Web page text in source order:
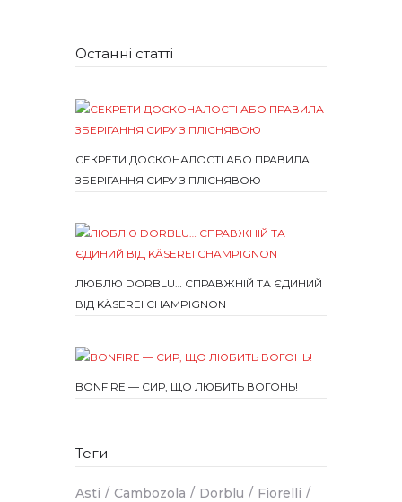
Останні статті
СЕКРЕТИ ДОСКОНАЛОСТІ АБО ПРАВИЛА
ЗБЕРІГАННЯ СИРУ З ПЛІСНЯВОЮ
ЛЮБЛЮ DORBLU… СПРАВЖНІЙ ТА ЄДИНИЙ
ВІД KÄSEREI CHAMPIGNON
BONFIRE — СИР, ЩО ЛЮБИТЬ ВОГОНЬ!
Теги
Asti Cambozola Dorblu
Fiorelli